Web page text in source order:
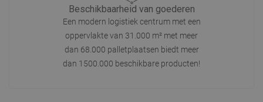
Beschikbaarheid van goederen
Een modern logistiek centrum met een
oppervlakte van 31.000 m² met meer
dan 68.000 palletplaatsen biedt meer
dan 1500.000 beschikbare producten!